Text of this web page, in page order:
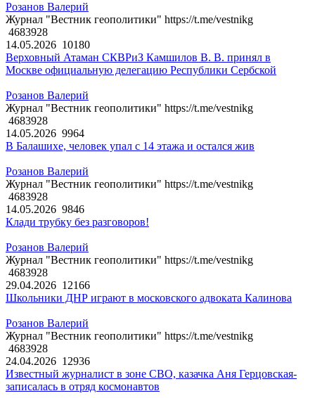
Розанов Валерий
Журнал "Вестник геополитики" https://t.me/vestnikg
4683928
14.05.2026 10180
Верховный Атаман СКВРиЗ Камшилов В. В. принял в
Москве официальную делегацию Республики Сербской
Розанов Валерий
Журнал "Вестник геополитики" https://t.me/vestnikg
4683928
14.05.2026 9964
В Балашихе, человек упал с 14 этажа и остался жив
Розанов Валерий
Журнал "Вестник геополитики" https://t.me/vestnikg
4683928
14.05.2026 9846
Клади трубку без разговоров!
Розанов Валерий
Журнал "Вестник геополитики" https://t.me/vestnikg
4683928
29.04.2026 12166
Школьники ДНР играют в московского адвоката Калинова
Розанов Валерий
Журнал "Вестник геополитики" https://t.me/vestnikg
4683928
24.04.2026 12936
Известный журналист в зоне СВО, казачка Аня Герцовская-
записалась в отряд космонавтов